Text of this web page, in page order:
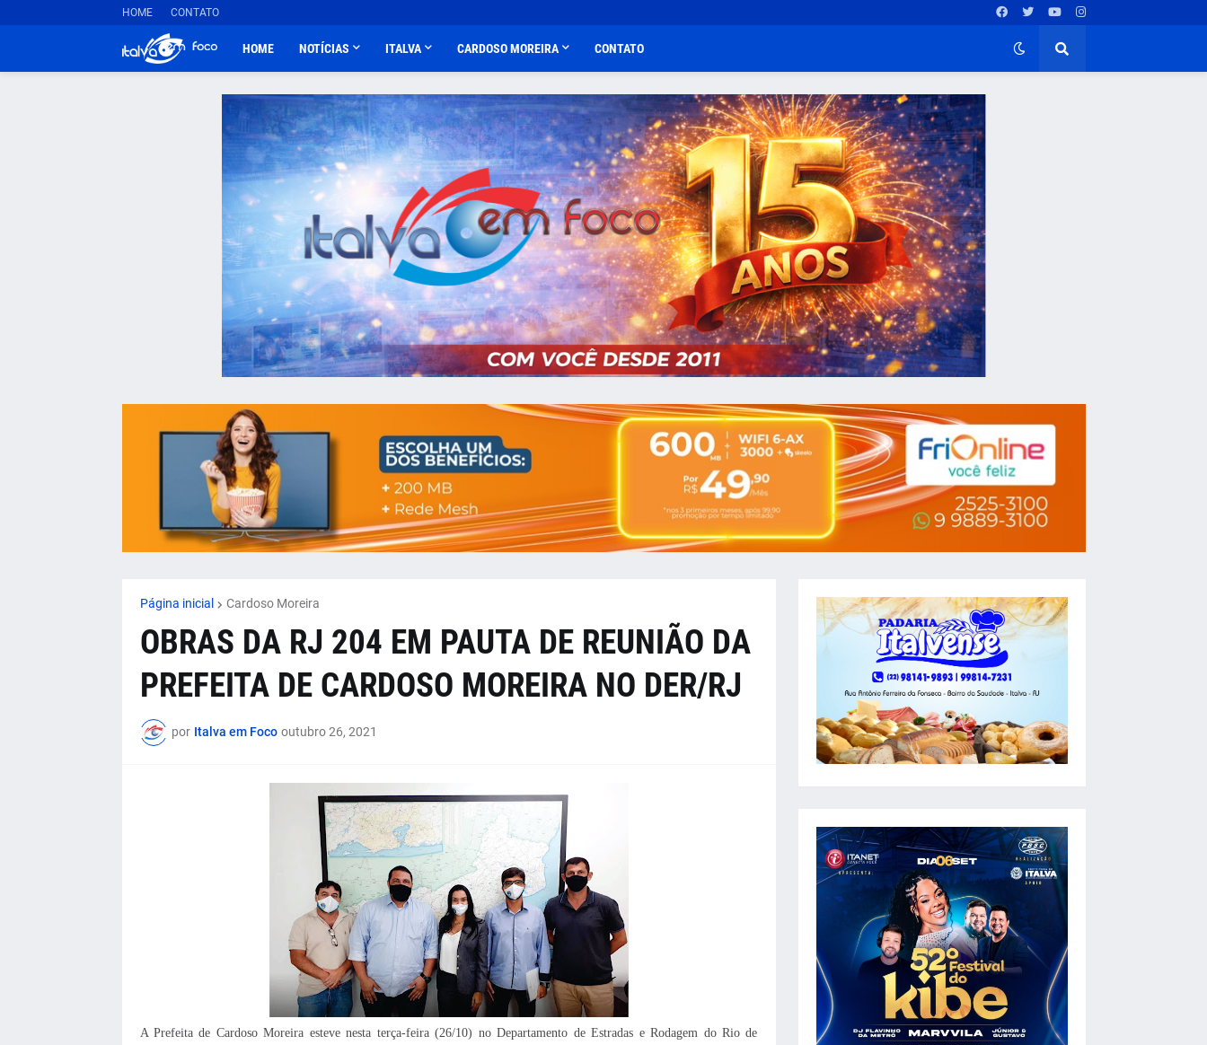
HOME CONTATO
HOME NOTÍCIAS ITALVA CARDOSO MOREIRA CONTATO
Página inicial Cardoso Moreira
OBRAS DA RJ 204 EM PAUTA DE REUNIÃO DA
PREFEITA DE CARDOSO MOREIRA NO DER/RJ
por Italva em Foco outubro 26, 2021
A Prefeita de Cardoso Moreira esteve nesta terça-feira (26/10) no Departamento de Estradas e Rodagem do Rio de